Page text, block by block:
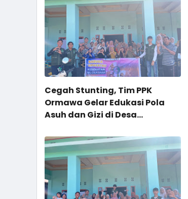
Cegah Stunting, Tim PPK
Ormawa Gelar Edukasi Pola
Asuh dan Gizi di Desa